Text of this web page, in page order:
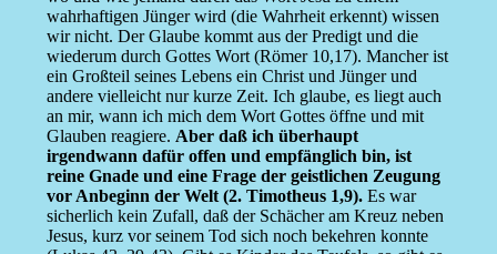
wahrhaftigen Jünger wird (die Wahrheit erkennt) wissen
wir nicht. Der Glaube kommt aus der Predigt und die
wiederum durch Gottes Wort (Römer 10,17). Mancher ist
ein Großteil seines Lebens ein Christ und Jünger und
andere vielleicht nur kurze Zeit. Ich glaube, es liegt auch
an mir, wann ich mich dem Wort Gottes öffne und mit
Glauben reagiere. Aber daß ich überhaupt
irgendwann dafür offen und empfänglich bin, ist
reine Gnade und eine Frage der geistlichen Zeugung
vor Anbeginn der Welt (2. Timotheus 1,9).Es war
sicherlich kein Zufall, daß der Schächer am Kreuz neben
Jesus, kurz vor seinem Tod sich noch bekehren konnte